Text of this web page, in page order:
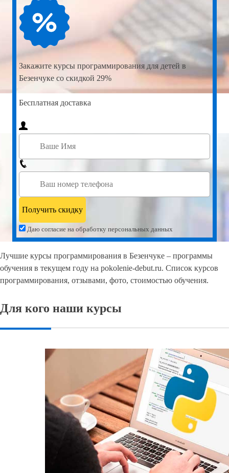
Закажите курсы программирования для детей в
Безенчуке со скидкой 29%
Бесплатная доставка
Даю согласие на обработку персональных данных
Лучшие курсы программирования в Безенчуке – программы
обучения в текущем году на pokolenie-debut.ru. Список курсов
программирования, отзывами, фото, стоимостью обучения.
Для кого наши курсы